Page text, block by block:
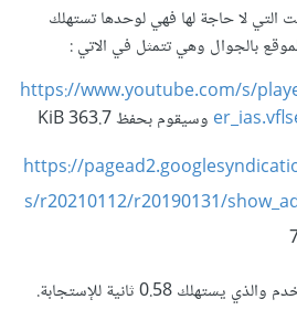
التي لا حاجة لها فهي لوحدها تستهلك
https://www.youtube.com/s/
وسيقوم بحفظ 363.7 KiB
https://
s/r20210112/r20190131/